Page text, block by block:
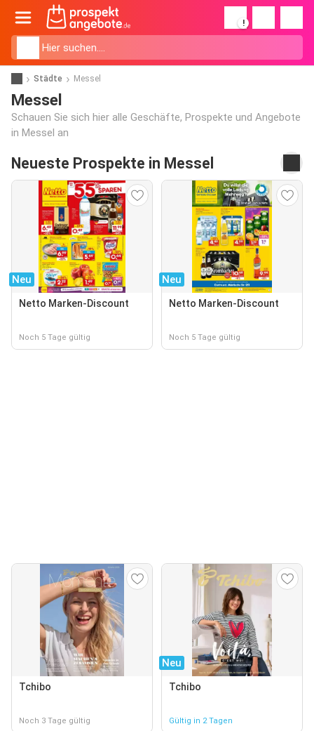
!
Städte Messel
Messel
Schauen Sie sich hier alle Geschäfte, Prospekte und Angebote
in Messel an
Neueste Prospekte in Messel
Neu
Netto Marken-Discount
Noch 5 Tage gültig
Neu
Netto Marken-Discount
Noch 5 Tage gültig
Tchibo
Noch 3 Tage gültig
Neu
Tchibo
Gültig in 2 Tagen